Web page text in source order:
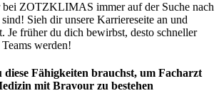
bei ZOTZKLIMAS immer auf der Suche nach
Sieh dir unsere Karriereseite an und
Je früher du dich bewirbst, desto schneller
werden!
diese Fähigkeiten brauchst, um Facharzt
mit Bravour zu bestehen